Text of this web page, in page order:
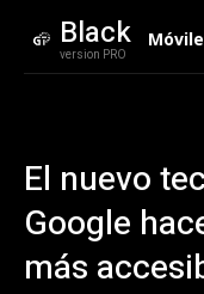
Black
version PRO
El nuevo
Google
más